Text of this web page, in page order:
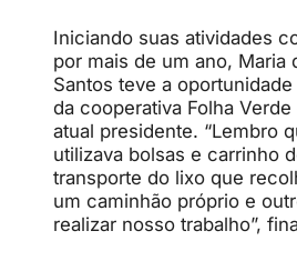
Iniciando suas atividades
por mais de um ano, Maria
Santos teve a
da cooperativa Folha
atual presidente. “Lembro
utilizava bolsas e carrinho
transporte do lixo que
um caminhão próprio e
realizar nosso trabalho”,